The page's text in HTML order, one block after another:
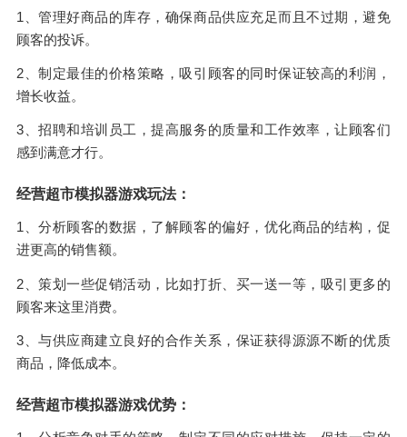
1、管理好商品的库存，确保商品供应充足而且不过期，避免
顾客的投诉。
2、制定最佳的价格策略，吸引顾客的同时保证较高的利润，
增长收益。
3、招聘和培训员工，提高服务的质量和工作效率，让顾客们
感到满意才行。
经营超市模拟器游戏玩法：
1、分析顾客的数据，了解顾客的偏好，优化商品的结构，促
进更高的销售额。
2、策划一些促销活动，比如打折、买一送一等，吸引更多的
顾客来这里消费。
3、与供应商建立良好的合作关系，保证获得源源不断的优质
商品，降低成本。
经营超市模拟器游戏优势：